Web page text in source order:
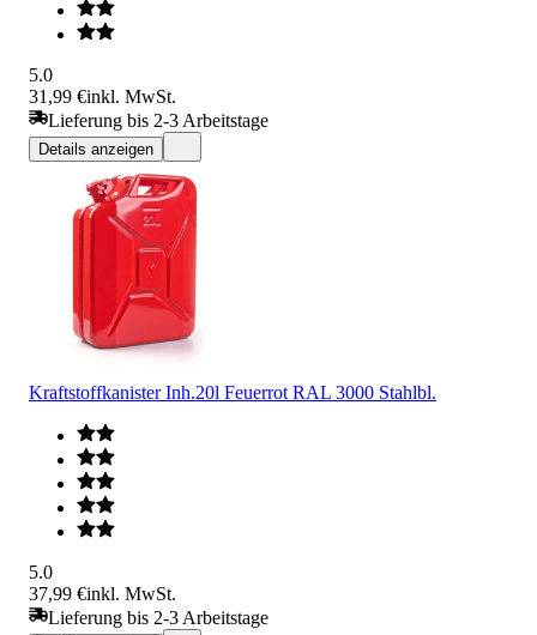
5.0
31,99 €inkl. MwSt.
Lieferung bis 2-3 Arbeitstage
Details anzeigen
Kraftstoffkanister Inh.20l Feuerrot RAL 3000 Stahlbl.
5.0
37,99 €inkl. MwSt.
Lieferung bis 2-3 Arbeitstage